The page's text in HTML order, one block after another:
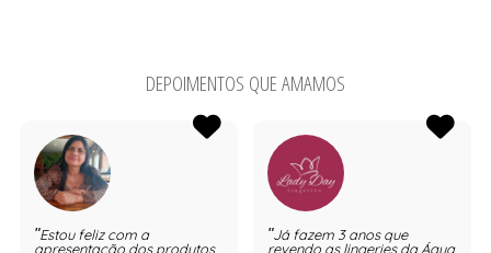
DEPOIMENTOS QUE AMAMOS
Estou feliz com a
apresentação dos produtos
Já fazem 3 anos que
revendo as lingeries da Água